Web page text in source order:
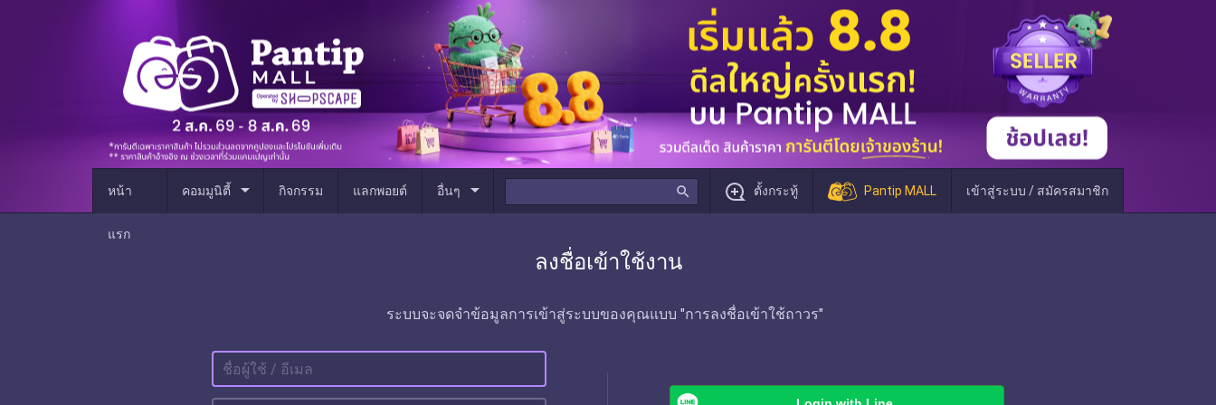
หน้า
แรก
คอมมูนิตี้ arrow_drop_down กิจกรรม แลกพอยต์ อื่นๆ arrow_drop_down search ตั้งกระทู้ Pantip MALL เข้าสู่ระบบ / สมัครสมาชิก
ลงชื่อเข้าใช้งาน
ระบบจะจดจำข้อมูลการเข้าสู่ระบบของคุณแบบ "การลงชื่อเข้าใช้ถาวร"